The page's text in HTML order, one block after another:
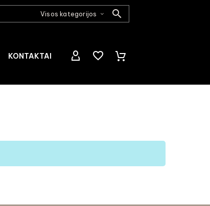
Visos kategorijos
KONTAKTAI